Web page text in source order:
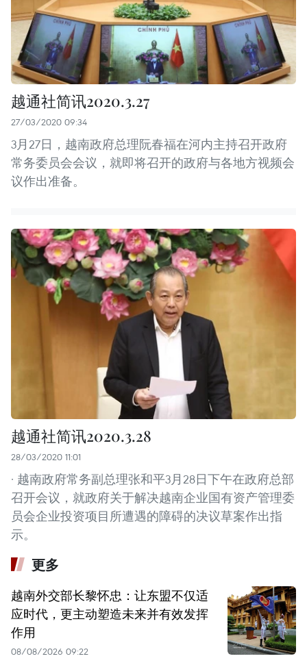
越通社简讯2020.3.27
27/03/2020 09:34
3月27日，越南政府总理阮春福在河内主持召开政府
常务委员会会议，就即将召开的政府与各地方视频会
议作出准备。
越通社简讯2020.3.28
28/03/2020 11:01
· 越南政府常务副总理张和平3月28日下午在政府总部
召开会议，就政府关于解决越南企业国有资产管理委
员会企业投资项目所遭遇的障碍的决议草案作出指
示。
更多
越南外交部长黎怀忠：让东盟不仅适
应时代，更主动塑造未来并有效发挥
作用
08/08/2026 09:22